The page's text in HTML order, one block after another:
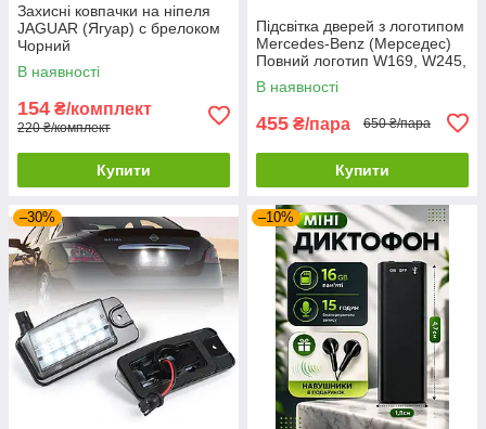
Захисні ковпачки на ніпеля
JAGUAR (Ягуар) c брелоком
Чорний
В наявності
154 ₴/комплект
220 ₴/комплект
Купити
Підсвітка дверей з логотипом
Mercedes-Benz (Мерседес)
Повний логотип W169, W245,
W204, C216, C208, C207,
W221, C197
В наявності
455 ₴/пара 650 ₴/пара
Купити
–30% –10%